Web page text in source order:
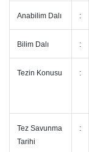
Anabilim Dalı :
Bilim Dalı :
Tezin Konusu :
Tez Savunma
Tarihi
: